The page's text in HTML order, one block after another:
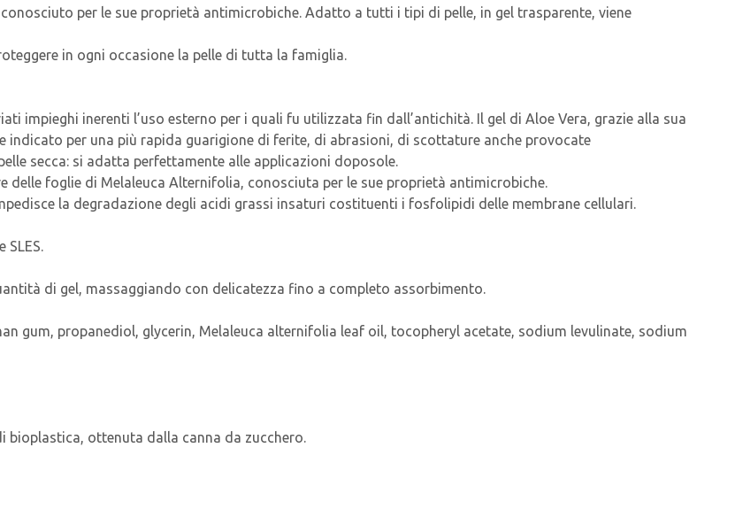
per le sue proprietà antimicrobiche. Adatto a tutti i tipi di pelle, in gel trasparente, viene
in ogni occasione la pelle di tutta la famiglia.
impieghi inerenti l’uso esterno per i quali fu utilizzata fin dall’antichità. Il gel di Aloe Vera, grazie alla sua
per una più rapida guarigione di ferite, di abrasioni, di scottature anche provocate
secca: si adatta perfettamente alle applicazioni doposole.
delle foglie di Melaleuca Alternifolia, conosciuta per le sue proprietà antimicrobiche.
la degradazione degli acidi grassi insaturi costituenti i fosfolipidi delle membrane cellulari.
SLES.
di gel, massaggiando con delicatezza fino a completo assorbimento.
gum, propanediol, glycerin, Melaleuca alternifolia leaf oil, tocopheryl acetate, sodium levulinate, sodium
bioplastica, ottenuta dalla canna da zucchero.